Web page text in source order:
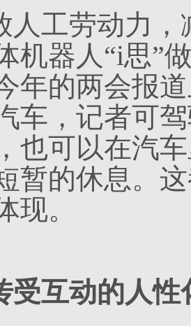
人工劳动力
机器人 “i思”
年的两会报
车，记者可
也可以在汽
暂的休息。
现。
受互动的人性